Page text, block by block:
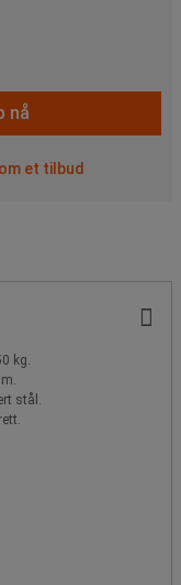
nå
et tilbud
kg.
stål.